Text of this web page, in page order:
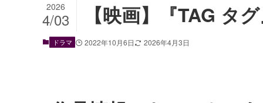
【映画】『TAG タ
2026
4/03
ドラマ 2022年10月6日 2026年4月3日